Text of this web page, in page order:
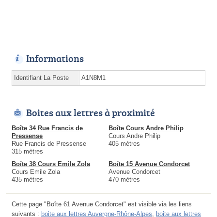
Informations
Identifiant La Poste A1N8M1
Boites aux lettres à proximité
Boîte 34 Rue Francis de
Pressense
Rue Francis de Pressense
315 mètres
Boîte Cours Andre Philip
Cours Andre Philip
405 mètres
Boîte 38 Cours Emile Zola
Cours Emile Zola
435 mètres
Boîte 15 Avenue Condorcet
Avenue Condorcet
470 mètres
Cette page "Boîte 61 Avenue Condorcet" est visible via les liens
suivants : boite aux lettres Auvergne-Rhône-Alpes, boite aux lettres